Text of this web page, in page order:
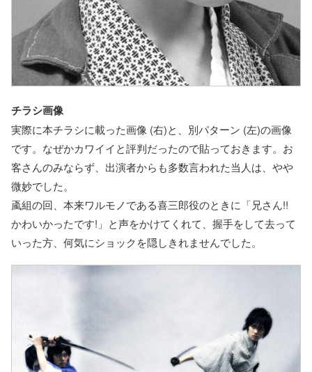
チラシ画像
実際に本チラシに載った画像 (右)と、別パターン (左)の画像
です。なぜかカワイイと評判だったので貼っておきます。お
客さんのみならず、出演者からも多数言われた当人は、やや
微妙でした。
颪組の回、本来ワルモノである喜三郎役のときに「兄さん!!
かわいかったです!」と声をかけてくれて、握手をして去って
いった方、何気にショックを隠しきれませんでした。